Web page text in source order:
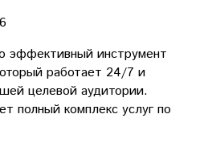
эффективный инструмент
работает 24/7 и
целевой аудитории.
полный комплекс услуг по